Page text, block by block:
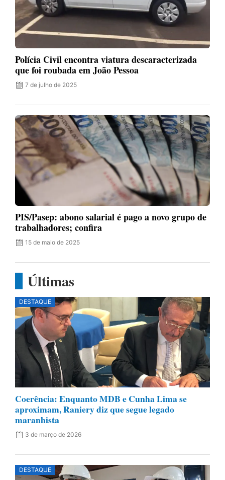
Polícia Civil encontra viatura descaracterizada
que foi roubada em João Pessoa
7 de julho de 2025
PIS/Pasep: abono salarial é pago a novo grupo de
trabalhadores; confira
15 de maio de 2025
Últimas
DESTAQUE
Coerência: Enquanto MDB e Cunha Lima se
aproximam, Raniery diz que segue legado
maranhista
3 de março de 2026
DESTAQUE